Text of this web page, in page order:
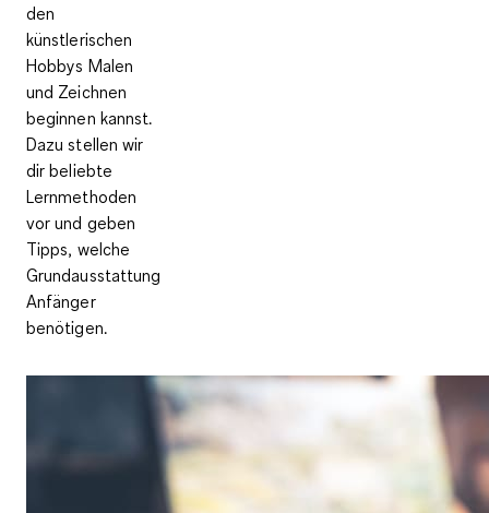
den
künstlerischen
Hobbys Malen
und Zeichnen
beginnen kannst.
Dazu stellen wir
dir beliebte
Lernmethoden
vor und geben
Tipps, welche
Grundausstattung
Anfänger
benötigen.